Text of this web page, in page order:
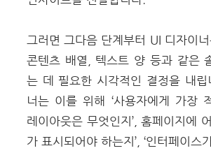
그러면 그다음 단계부터 UI 디자이너
콘텐츠 배열, 텍스트 양 등과 같은
는 데 필요한 시각적인 결정을 내립
너는 이를 위해 ‘사용자에게 가장
레이아웃은 무엇인지’, 홈페이지에
가 표시되어야 하는지’, ‘인터페이스